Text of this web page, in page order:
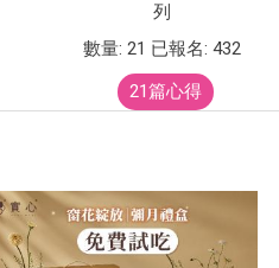
列
數量: 21 已報名: 432
21篇心得